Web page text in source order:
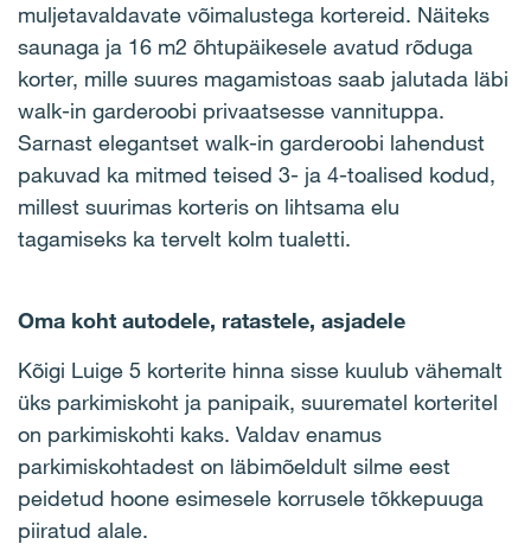
muljetavaldavate võimalustega kortereid. Näiteks
saunaga ja 16 m2 õhtupäikesele avatud rõduga
korter, mille suures magamistoas saab jalutada läbi
walk-in garderoobi privaatsesse vannituppa.
Sarnast elegantset walk-in garderoobi lahendust
pakuvad ka mitmed teised 3- ja 4-toalised kodud,
millest suurimas korteris on lihtsama elu
tagamiseks ka tervelt kolm tualetti.
Oma koht autodele, ratastele, asjadele
Kõigi Luige 5 korterite hinna sisse kuulub vähemalt
üks parkimiskoht ja panipaik, suurematel korteritel
on parkimiskohti kaks. Valdav enamus
parkimiskohtadest on läbimõeldult silme eest
peidetud hoone esimesele korrusele tõkkepuuga
piiratud alale.